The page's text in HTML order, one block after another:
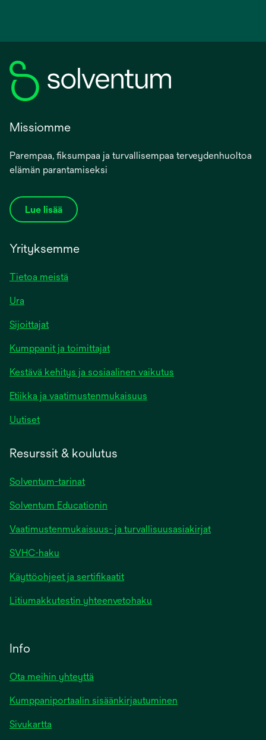
Missiomme
Parempaa, fiksumpaa ja turvallisempaa terveydenhuoltoa
elämän parantamiseksi
Lue lisää
Yrityksemme
Tietoa meistä
Ura
Sijoittajat
Kumppanit ja toimittajat
Kestävä kehitys ja sosiaalinen vaikutus
Etiikka ja vaatimustenmukaisuus
Uutiset
Resurssit & koulutus
Solventum-tarinat
Solventum Educationin
Vaatimustenmukaisuus- ja turvallisuusasiakirjat
SVHC-haku
Käyttöohjeet ja sertifikaatit
Litiumakkutestin yhteenvetohaku
Info
Ota meihin yhteyttä
Kumppaniportaalin sisäänkirjautuminen
Sivukartta